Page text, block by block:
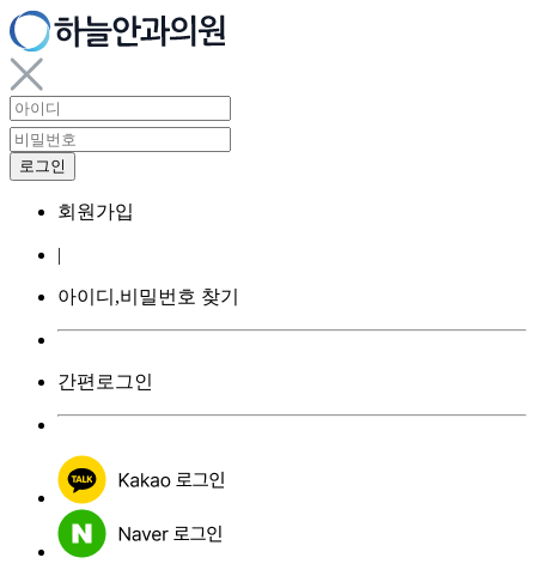
회원가입
|
아이디,비밀번호 찾기
간편로그인